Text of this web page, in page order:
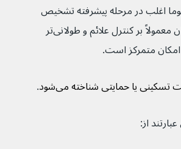
اغلب در مرحله پیشرفته تشخیص
داده می‌شود، درمان معمولاً بر کنترل علائم و طولانی‌تر
متمرکز است.
تسکینی یا حمایتی شناخته می‌شود
.